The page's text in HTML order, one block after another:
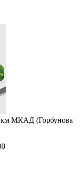
МКАД (Горбунова